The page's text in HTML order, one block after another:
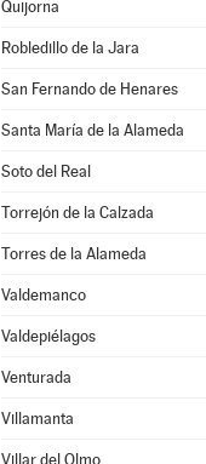
Quijorna
Robledillo de la Jara
San Fernando de Henares
Santa María de la Alameda
Soto del Real
Torrejón de la Calzada
Torres de la Alameda
Valdemanco
Valdepiélagos
Venturada
Villamanta
Villar del Olmo